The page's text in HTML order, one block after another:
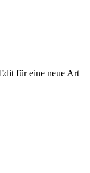
für eine neue Art